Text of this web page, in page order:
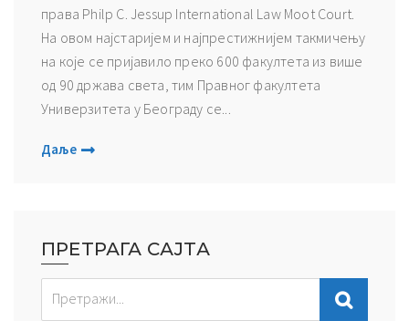
права Philp C. Jessup International Law Moot Court.
На овом најстаријем и најпрестижнијем такмичењу
на које се пријавило преко 600 факултета из више
од 90 држава света, тим Правног факултета
Универзитета у Београду се...
Даље
ПРЕТРАГА САЈТА